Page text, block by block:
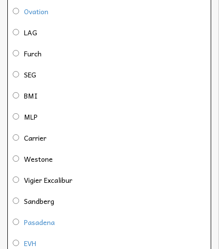
Ovation
LAG
Furch
SEG
BMI
MLP
Carrier
Westone
Vigier Excalibur
Sandberg
Pasadena
EVH